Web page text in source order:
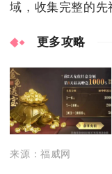
域，收集完整的先
更多攻略
来源：福威网